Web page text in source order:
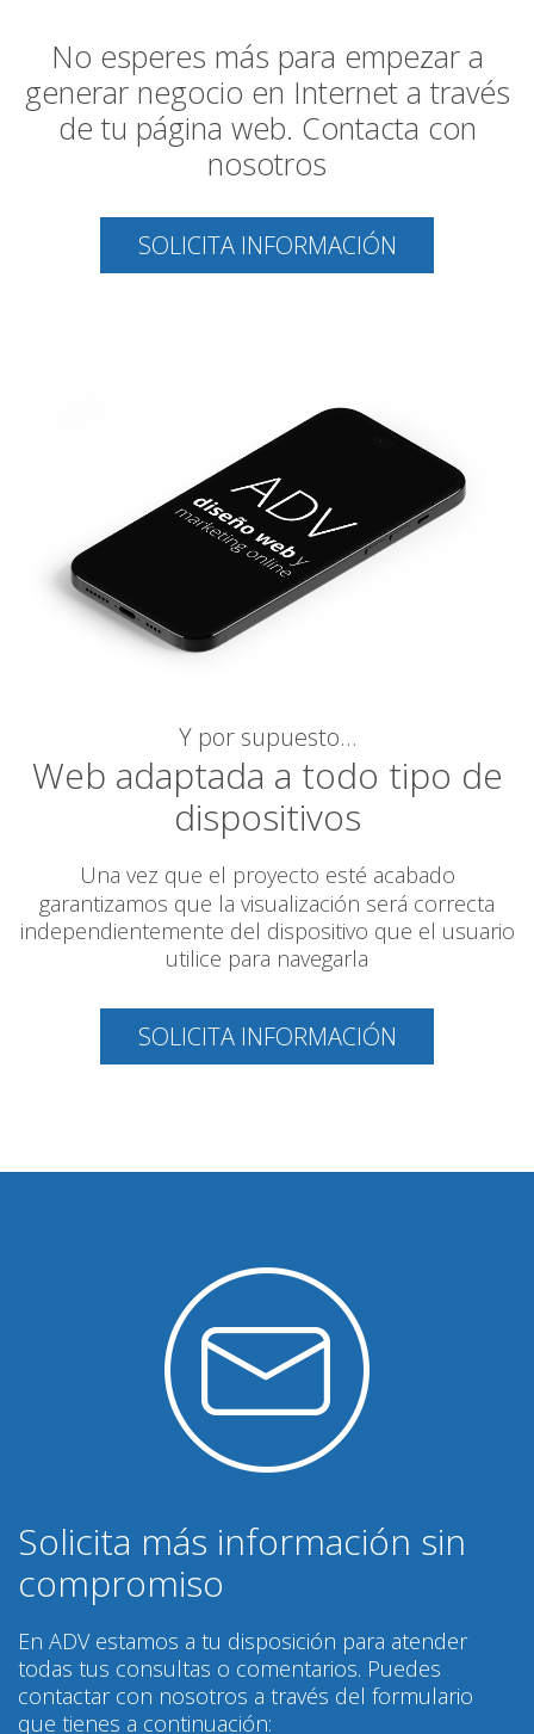
No esperes más para empezar a
generar negocio en Internet a través
de tu página web. Contacta con
nosotros
SOLICITA INFORMACIÓN
Y por supuesto…
Web adaptada a todo tipo de
dispositivos
Una vez que el proyecto esté acabado
garantizamos que la visualización será correcta
independientemente del dispositivo que el usuario
utilice para navegarla
SOLICITA INFORMACIÓN
Solicita más información sin
compromiso
En ADV estamos a tu disposición para atender
todas tus consultas o comentarios. Puedes
contactar con nosotros a través del formulario
que tienes a continuación: